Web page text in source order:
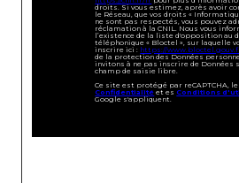
droits. Si vous estimez, après avoir
le Réseau, que vos droits «
ne sont pas respectés, vous pouvez
réclamation à la CNIL. Nous vous
l’existence de la liste d'opposition au
téléphonique « Bloctel », sur laquelle
inscrire ici : https://
de la protection des Données
invitons à ne pas inscrire de Données
champ de saisie libre.
Ce site est protégé par reCAPTCHA,
Confidentialité et esConditions
Google s'appliquent.